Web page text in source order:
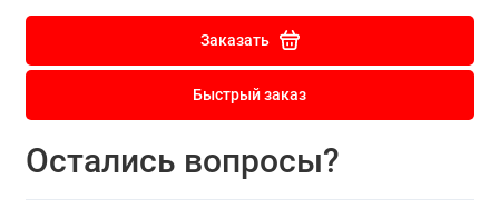
Заказать
Быстрый заказ
Остались вопросы?